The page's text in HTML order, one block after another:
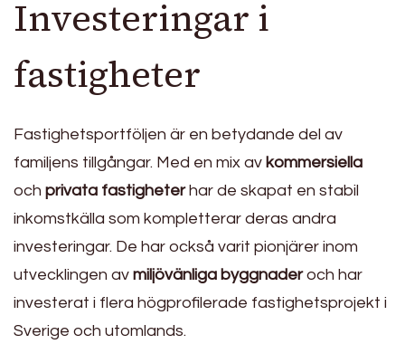
Investeringar i
fastigheter
Fastighetsportföljen är en betydande del av
familjens tillgångar. Med en mix av kommersiella
och privata fastigheterhar de skapat en stabil
inkomstkälla som kompletterar deras andra
investeringar. De har också varit pionjärer inom
utvecklingen av miljövänliga byggnaderoch har
investerat i flera högprofilerade fastighetsprojekt i
Sverige och utomlands.